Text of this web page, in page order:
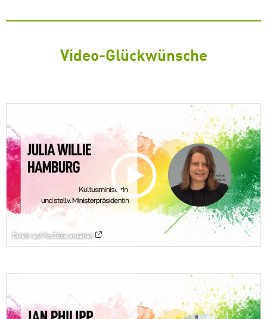
Video-Glückwünsche
Direkt auf YouTube ansehen